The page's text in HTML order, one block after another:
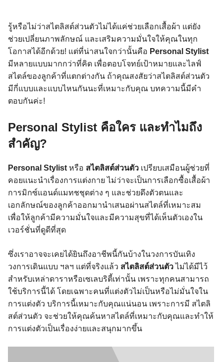
รู้หรือไม่ว่าสไตลิสต์ส่วนตัวไม่ได้แค่ช่วยเลือกเสื้อผ้า แต่ยัง
ช่วยเปลี่ยนภาพลักษณ์ และเสริมความมั่นใจให้คุณในทุก
โอกาสได้อีกด้วย! แต่ที่น่าสนใจกว่านั้นคือ Personal Stylist
มีหลายแบบมากกว่าที่คิด เพื่อตอบโจทย์เป้าหมายและไลฟ์
สไตล์ของลูกค้าที่แตกต่างกัน ถ้าคุณสงสัยว่าสไตลิสต์ส่วนตัว
มีกี่แบบและแบบไหนกันนะที่เหมาะกับคุณ บทความนี้มีคำ
ตอบกันค่ะ!
Personal Stylist คือใคร และทำไมถึง
สำคัญ?
Personal Stylist หรือ สไตลิสต์ส่วนตัว เปรียบเสมือนผู้ช่วยที่
คอยแนะนำเรื่องการแต่งกาย ไม่ว่าจะเป็นการเลือกซื้อเสื้อผ้า
การมิกซ์แอนด์แมทชชุดต่าง ๆ และช่วยดึงตัวตนและ
เอกลักษณ์ของลูกค้าออกมานำเสนอผ่านสไตล์ที่เหมาะสม
เพื่อให้ลูกค้ามีความมั่นใจและมีความสุขที่ได้เห็นตัวเองใน
เวอร์ชั่นที่ดูดีที่สุด
ซึ่งเราอาจจะเคยได้ยินถึงอาชีพนี้กันบ้างในวงการบันเทิง
วงการเดินแบบ ฯลฯ แต่ที่จริงแล้ว สไตลิสต์ส่วนตัวไม่ได้มีไว้
สำหรับเหล่าดาราหรือเซเลบริตี้เท่านั้น เพราะทุกคนสามารถ
ใช้บริการนี้ได้ โดยเฉพาะคนที่แต่งตัวไม่เป็นหรือไม่มั่นใจใน
การแต่งตัว บริการนี้เหมาะกับคุณแน่นอน เพราะการมี สไตลิ
สต์ส่วนตัว จะช่วยให้คุณค้นหาสไตล์ที่เหมาะกับคุณและทำให้
การแต่งตัวเป็นเรื่องง่ายและสนุกมากขึ้น